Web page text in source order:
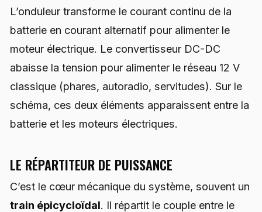
L’onduleur transforme le courant continu de la
batterie en courant alternatif pour alimenter le
moteur électrique. Le convertisseur DC-DC
abaisse la tension pour alimenter le réseau 12 V
classique (phares, autoradio, servitudes). Sur le
schéma, ces deux éléments apparaissent entre la
batterie et les moteurs électriques.
LE RÉPARTITEUR DE PUISSANCE
C’est le cœur mécanique du système, souvent un
train épicycloïdal. Il répartit le couple entre le